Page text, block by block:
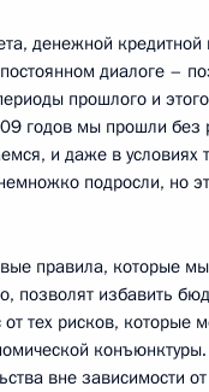
спортивного
Владимирская
понедельник
Турции
денежной
диалоге –
прошлого и
годов мы прошли без
и даже в условиях
подросли, но
правила, которые
позволят избавить
тех рисков, которые
вне зависимости